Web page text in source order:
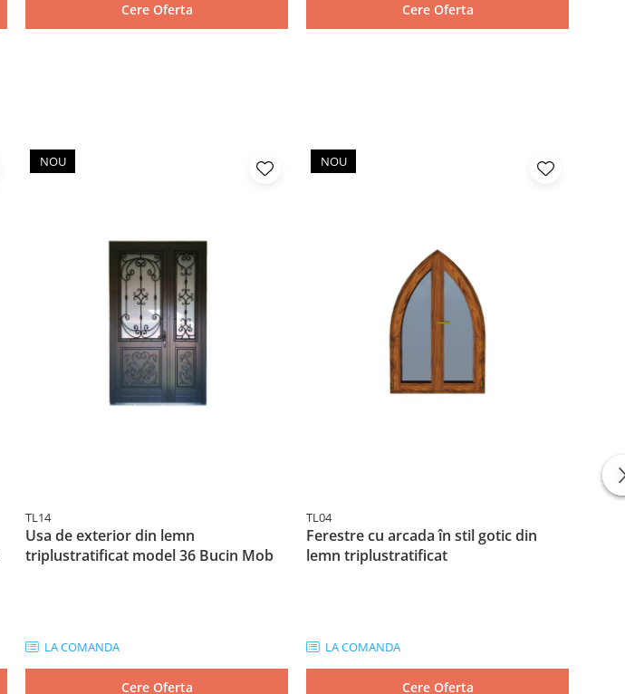
Cere Oferta Cere Oferta
NOU
TL14
Usa de exterior din lemn
triplustratificat model 36 Bucin Mob
LA COMANDA
Cere Oferta
NOU
TL04
Ferestre cu arcada în stil gotic din
lemn triplustratificat
LA COMANDA
Cere Oferta